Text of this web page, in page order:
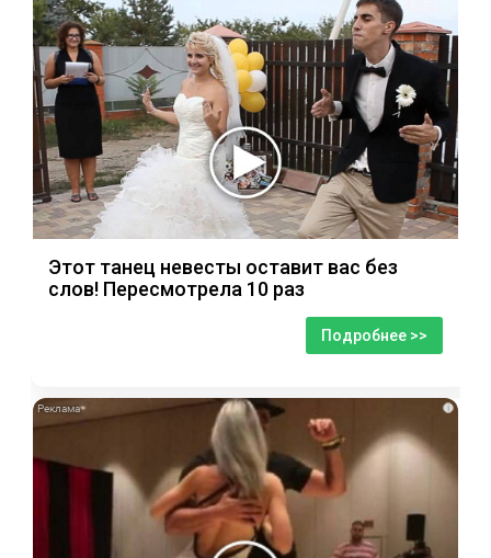
Этот танец невесты оставит вас без
слов! Пересмотрела 10 раз
Подробнее >>
i